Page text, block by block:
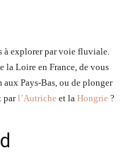
à explorer par voie fluviale.
la Loire en France, de vous
aux Pays-Bas, ou de plonger
parl’Autriche et la Hongrie ?